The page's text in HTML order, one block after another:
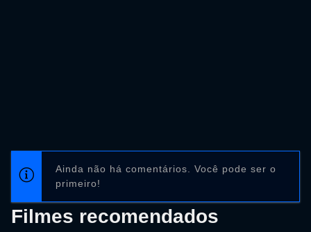
Ainda não há comentários. Você pode ser o
primeiro!
Filmes recomendados